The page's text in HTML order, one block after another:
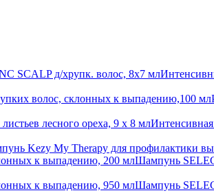
Kezy My Therapy для профилактики
Шампунь
Шампунь